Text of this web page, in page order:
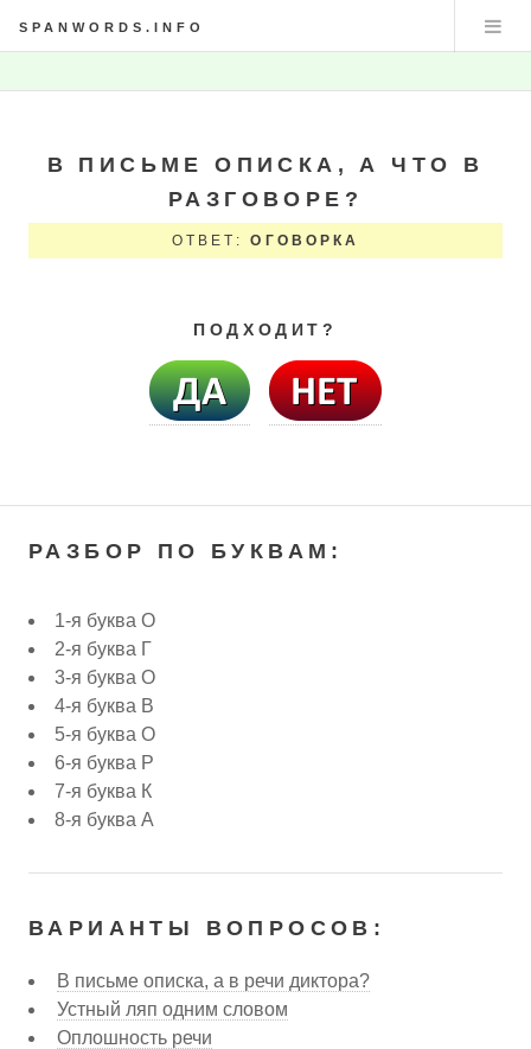
SPANWORDS.INFO
В ПИСЬМЕ ОПИСКА, А ЧТО В
РАЗГОВОРЕ?
ОТВЕТ:ОГОВОРКА
ПОДХОДИТ?
РАЗБОР ПО БУКВАМ:
1-я буква О
2-я буква Г
3-я буква О
4-я буква В
5-я буква О
6-я буква Р
7-я буква К
8-я буква А
ВАРИАНТЫ ВОПРОСОВ:
В письме описка, а в речи диктора?
Устный ляп одним словом
Оплошность речи